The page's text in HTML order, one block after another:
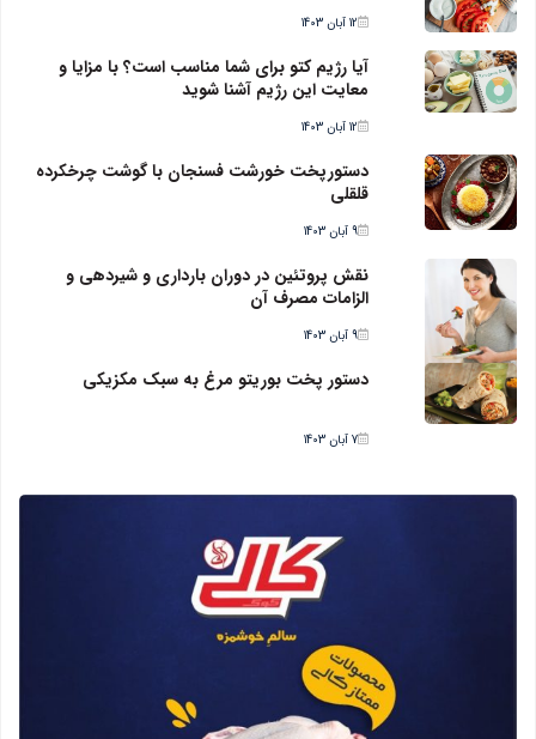
12 آبان 1403
آیا رژیم کتو برای شما مناسب است؟ با مزایا و
معایت این رژیم آشنا شوید
12 آبان 1403
دستورپخت خورشت فسنجان با گوشت چرخکرده
قلقلی
9 آبان 1403
نقش پروتئین در دوران بارداری و شیردهی و
الزامات مصرف آن
9 آبان 1403
دستور پخت بوریتو مرغ به سبک مکزیکی
7 آبان 1403